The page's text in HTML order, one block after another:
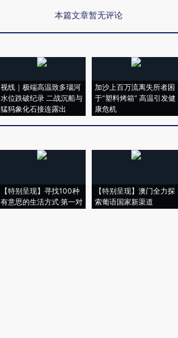
本篇文章暂无评论
视线｜极端高温致多瑙河
水位跌破纪录 二战沉船与
猛犸象化石接连露出
加沙上百万流离失所者困
于“塑料烤箱” 高温引发健
康危机
【特别呈现】寻找100种
有意思的生活方式·第一对
【特别呈现】澳门全力探
索葡语国家新渠道